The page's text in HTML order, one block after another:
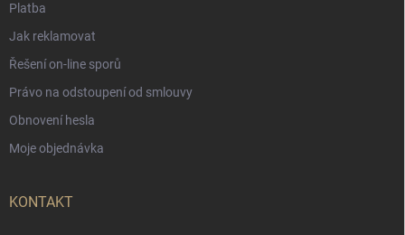
Platba
Jak reklamovat
Řešení on-line sporů
Právo na odstoupení od smlouvy
Obnovení hesla
Moje objednávka
KONTAKT